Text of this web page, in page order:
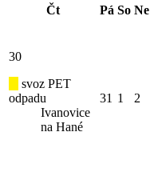
Čt Pá So Ne
30
svoz PET
odpadu
Ivanovice
na Hané
31 1 2